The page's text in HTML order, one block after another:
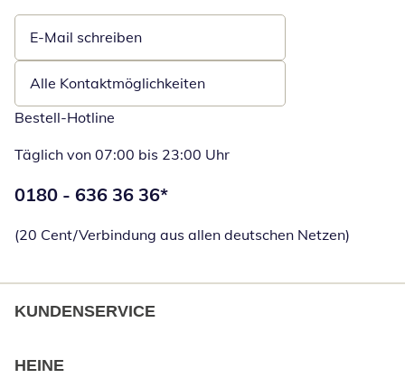
E-Mail schreiben
Öffnet E-Mail-Client
Alle Kontaktmöglichkeiten
Bestell-Hotline
Täglich von 07:00 bis 23:00 Uhr
Telefonnummer:
0180 - 636 36 36*
(20 Cent/Verbindung aus allen deutschen Netzen)
KUNDENSERVICE
HEINE